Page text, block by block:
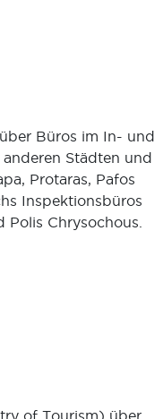
Büros im In- und
Städten und
Protaras, Pafos
Inspektionsbüros
Chrysochous.
of Tourism) über